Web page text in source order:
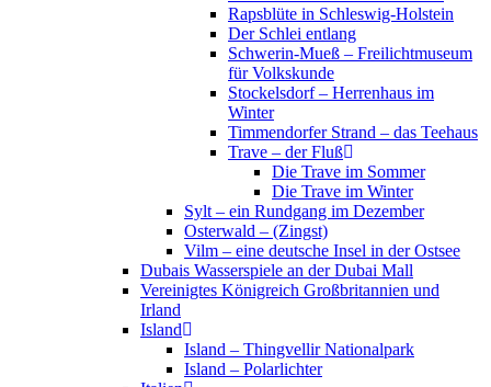
Rapsblüte in Schleswig-Holstein
Der Schlei entlang
Schwerin-Mueß – Freilichtmuseum
für Volkskunde
Stockelsdorf – Herrenhaus im
Winter
Timmendorfer Strand – das Teehaus
Trave – der Fluß
Die Trave im Sommer
Die Trave im Winter
Sylt – ein Rundgang im Dezember
Osterwald – (Zingst)
Vilm – eine deutsche Insel in der Ostsee
Dubais Wasserspiele an der Dubai Mall
Vereinigtes Königreich Großbritannien und
Irland
Island
Island – Thingvellir Nationalpark
Island – Polarlichter